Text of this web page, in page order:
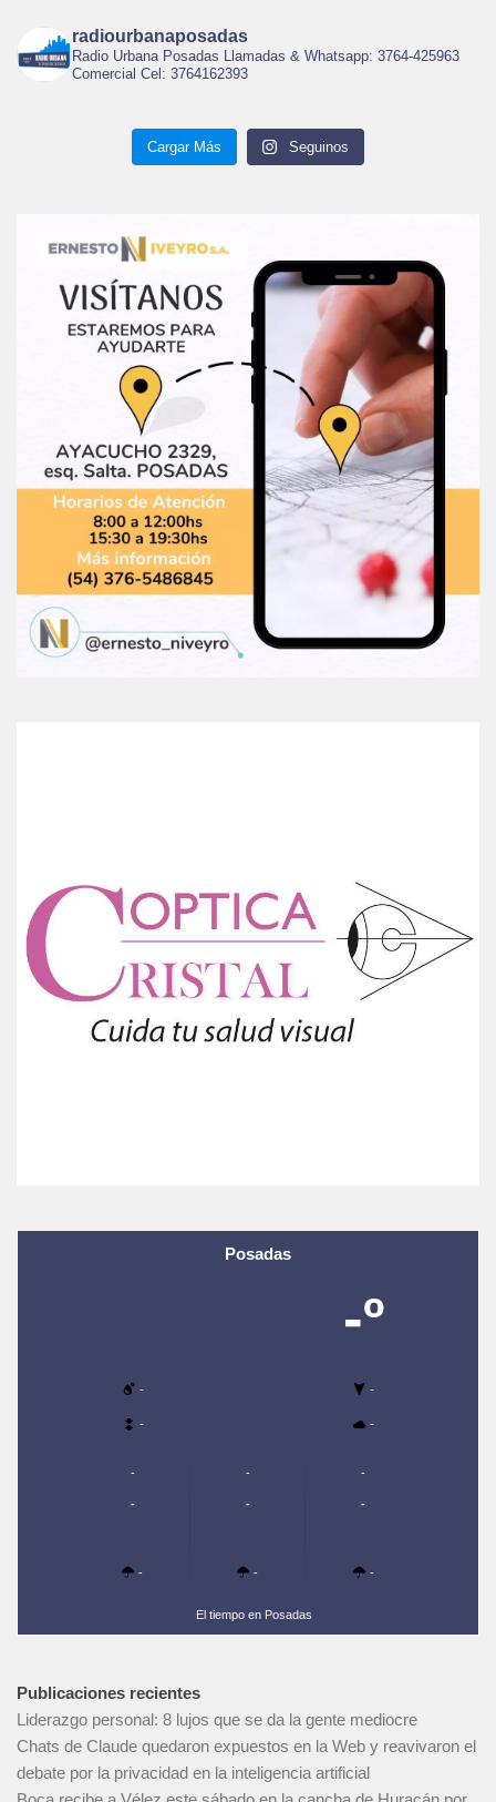
radiourbanaposadas
Radio Urbana Posadas Llamadas & Whatsapp: 3764-425963
Comercial Cel: 3764162393
Cargar Más Seguinos
Posadas
-º
- -
- -
-
-
-
-
-
-
-
-
-
El tiempo en Posadas
Publicaciones recientes
Liderazgo personal: 8 lujos que se da la gente mediocre
Chats de Claude quedaron expuestos en la Web y reavivaron el
debate por la privacidad en la inteligencia artificial